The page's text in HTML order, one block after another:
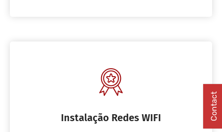
Instalação Redes WIFI Contact